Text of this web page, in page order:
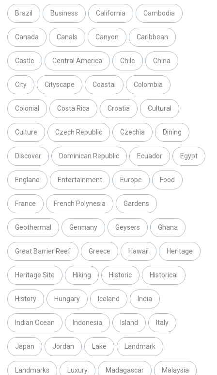
Brazil Business California Cambodia
Canada Canals Canyon Caribbean
Castle Central America Chile China
City Cityscape Coastal Colombia
Colonial Costa Rica Croatia Cultural
Culture Czech Republic Czechia Dining
Discover Dominican Republic Ecuador Egypt
England Entertainment Europe Food
France French Polynesia Gardens
Geothermal Germany Geysers Ghana
Great Barrier Reef Greece Hawaii Heritage
Heritage Site Hiking Historic Historical
History Hungary Iceland India
Indian Ocean Indonesia Island Italy
Japan Jordan Lake Landmark
Landmarks Luxury Madagascar Malaysia